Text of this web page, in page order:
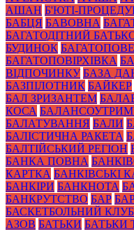
АШАН Б'ЮТІ-
БАБЦЯ БАВОВНА
БАГАТОДІТНИЙ
БУДИНОК
БАГАТОПОВІРХІВКА
ВІДПОЧИНКУ БАЗА
БАЗПІЛОТНИК БАЙКЕР
БАЛ ЗРИЗАНТЕМ
КОСА
БАЛАТУВАННЯ БАЛИ
БАЛІСТИЧНА РАКЕТА
БАЛТІЙСЬКИЙ РЕГІОН
БАНКА ПОВНА
КАРТКА БАНКІВСЬКІ
БАНКІРИ БАНКНОТА
БАНКРУТСТВО БАР
БАСКЕТБОЛЬНИЙ
АЗОВ БАТЬКИ БАТЬКИ